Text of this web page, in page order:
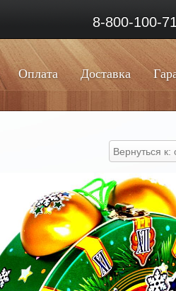
8-800-100-
Оплата Доставка
Вернуться